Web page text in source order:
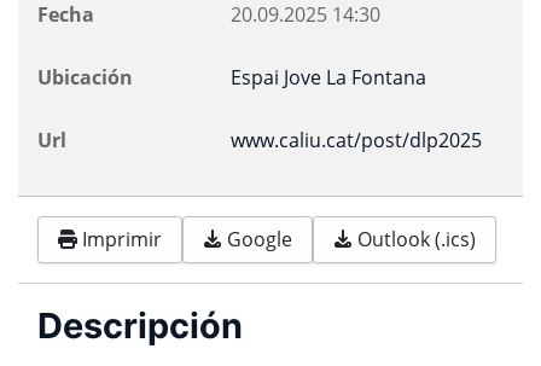
Fecha 20.09.2025 14:30
Ubicación Espai Jove La Fontana
Url www.caliu.cat/post/dlp2025
Imprimir Google Outlook (.ics)
Descripción